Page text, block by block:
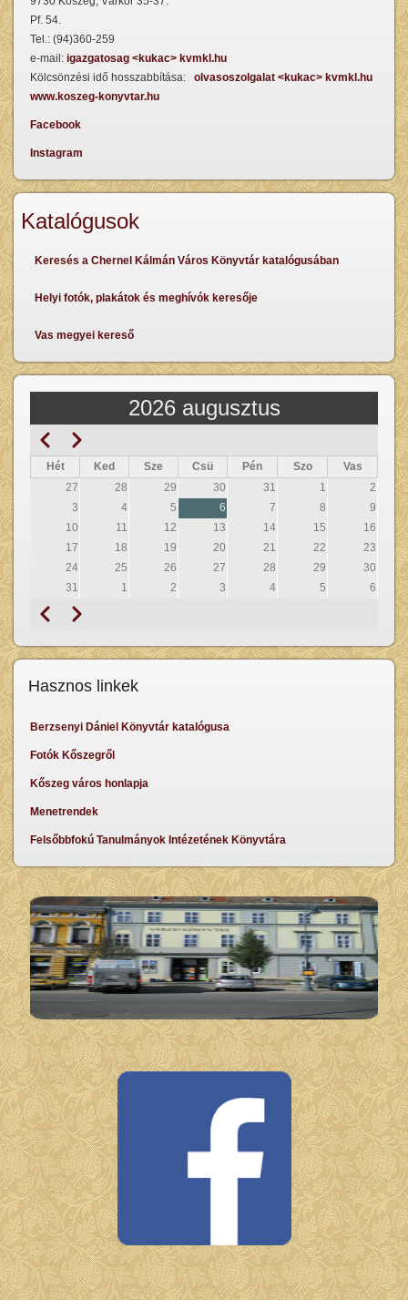
Pf. 54.
Tel.: (94)360-259
e-mail: igazgatosag <kukac> kvmkl.hu
Kölcsönzési idő hosszabbítása: olvasoszolgalat <kukac> kvmkl.hu
www.koszeg-konyvtar.hu
Facebook
Instagram
Katalógusok
Keresés a Chernel Kálmán Város Könyvtár katalógusában
Helyi fotók, plakátok és meghívók keresője
Vas megyei kereső
2026 augusztus
Oldalszámozás
Előző Következő
Hét Ked Sze Csü Pén Szo
Vas
27
28 29 30 31 1
2
3
4 5 6 7 8
9
10
11 12 13 14 15
16
17
18 19 20 21 22
23
24
25 26 27 28 29
30
31
1 2 3 4 5 6
Oldalszámozás
Előző Következő
Hasznos linkek
Berzsenyi Dániel Könyvtár katalógusa
Fotók Kőszegről
Kőszeg város honlapja
Menetrendek
Felsőbbfokú Tanulmányok Intézetének Könyvtára